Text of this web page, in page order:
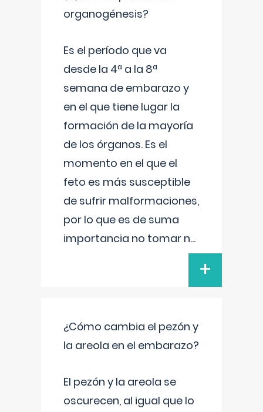
organogénesis?
Es el período que va
desde la 4ª a la 8ª
semana de embarazo y
en el que tiene lugar la
formación de la mayoría
de los órganos. Es el
momento en el que el
feto es más susceptible
de sufrir malformaciones,
por lo que es de suma
importancia no tomar n...
+
¿Cómo cambia el pezón y
la areola en el embarazo?
El pezón y la areola se
oscurecen, al igual que lo